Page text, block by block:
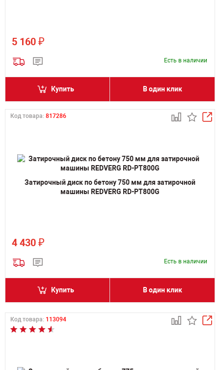
5 160 ₽
Есть в наличии
Купить В один клик
Код товара: 817286
Затирочный диск по бетону 750 мм для затирочной
машины REDVERG RD-PT800G
4 430 ₽
Есть в наличии
Купить В один клик
Код товара: 113094